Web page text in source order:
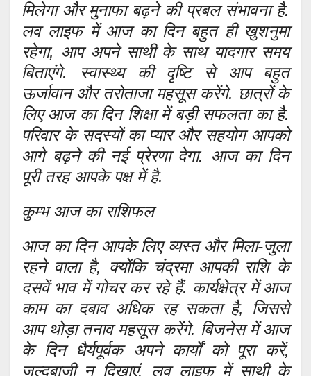
मिलेगा और मुनाफा बढ़ने की प्रबल संभावना है.
लव लाइफ में आज का दिन बहुत ही खुशनुमा
रहेगा, आप अपने साथी के साथ यादगार समय
बिताएंगे. स्वास्थ्य की दृष्टि से आप बहुत
ऊर्जावान और तरोताजा महसूस करेंगे. छात्रों के
लिए आज का दिन शिक्षा में बड़ी सफलता का है.
परिवार के सदस्यों का प्यार और सहयोग आपको
आगे बढ़ने की नई प्रेरणा देगा. आज का दिन
पूरी तरह आपके पक्ष में है.
कुम्भ आज का राशिफल
आज का दिन आपके लिए व्यस्त और मिला-जुला
रहने वाला है, क्योंकि चंद्रमा आपकी राशि के
दसवें भाव में गोचर कर रहे हैं. कार्यक्षेत्र में आज
काम का दबाव अधिक रह सकता है, जिससे
आप थोड़ा तनाव महसूस करेंगे. बिजनेस में आज
के दिन धैर्यपूर्वक अपने कार्यों को पूरा करें,
जल्दबाजी न दिखाएं. लव लाइफ में साथी के